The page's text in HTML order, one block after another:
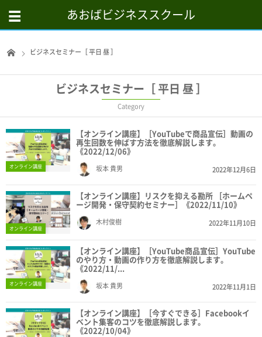
あおばビジネススクール
ビジネスセミナー［ 平日 昼 ］
ビジネスセミナー［ 平日 昼 ］
Category
オンライン講座
【オンライン講座】［YouTubeで商品宣伝］動画の
再生回数を伸ばす方法を徹底解説します。
《2022/12/06》
坂本 貴男 2022年12月6日
オンライン講座
【オンライン講座】リスクを抑える勘所 ［ホームペ
ージ開発・保守契約セミナー］《2022/11/10》
木村俊樹 2022年11月10日
オンライン講座
【オンライン講座】［YouTube商品宣伝］YouTube
のやり方・動画の作り方を徹底解説します。
《2022/11/...
坂本 貴男 2022年11月1日
【オンライン講座】［今すぐできる］Facebookイ
ベント集客のコツを徹底解説します。
《2022/10/04》